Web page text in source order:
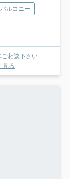
バルコニー
ご相談下さい
見る